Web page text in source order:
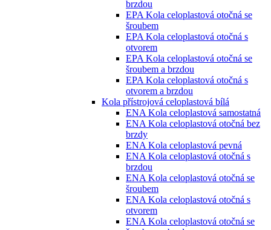
brzdou
EPA Kola celoplastová otočná se
šroubem
EPA Kola celoplastová otočná s
otvorem
EPA Kola celoplastová otočná se
šroubem a brzdou
EPA Kola celoplastová otočná s
otvorem a brzdou
Kola přístrojová celoplastová bílá
ENA Kola celoplastová samostatná
ENA Kola celoplastová otočná bez
brzdy
ENA Kola celoplastová pevná
ENA Kola celoplastová otočná s
brzdou
ENA Kola celoplastová otočná se
šroubem
ENA Kola celoplastová otočná s
otvorem
ENA Kola celoplastová otočná se